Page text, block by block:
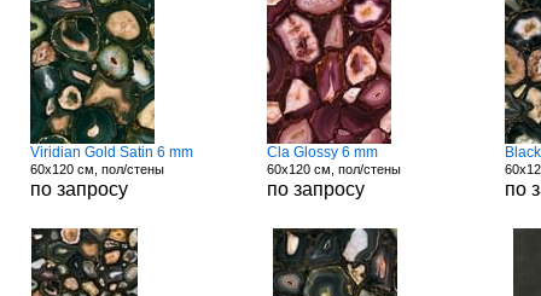
Viridian Gold Satin 6 mm
60x120 см, пол/стены
по запросу
Cla Glossy 6 mm
60x120 см, пол/стены
по запросу по